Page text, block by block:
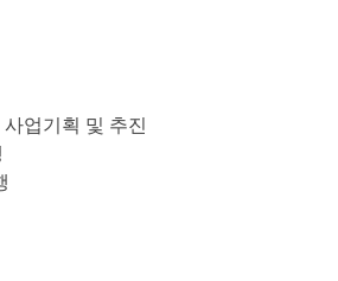
업기획 및 추진